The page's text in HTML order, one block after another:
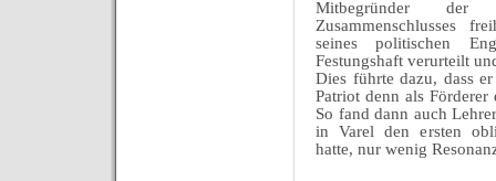
Mitbegründer der
Zusammenschlusses
seines politischen
Festungshaft verurteilt
Dies führte dazu, dass
Patriot denn als Förderer
So fand dann auch
in Varel den ersten
hatte, nur wenig